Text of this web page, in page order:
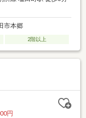
市本郷
2階以上
円